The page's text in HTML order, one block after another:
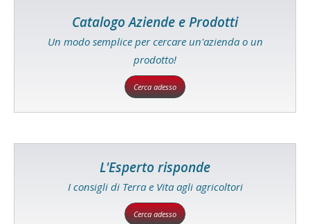
Catalogo Aziende e Prodotti
Un modo semplice per cercare un'azienda o un
prodotto!
Cerca adesso
L'Esperto risponde
I consigli di Terra e Vita agli agricoltori
Cerca adesso